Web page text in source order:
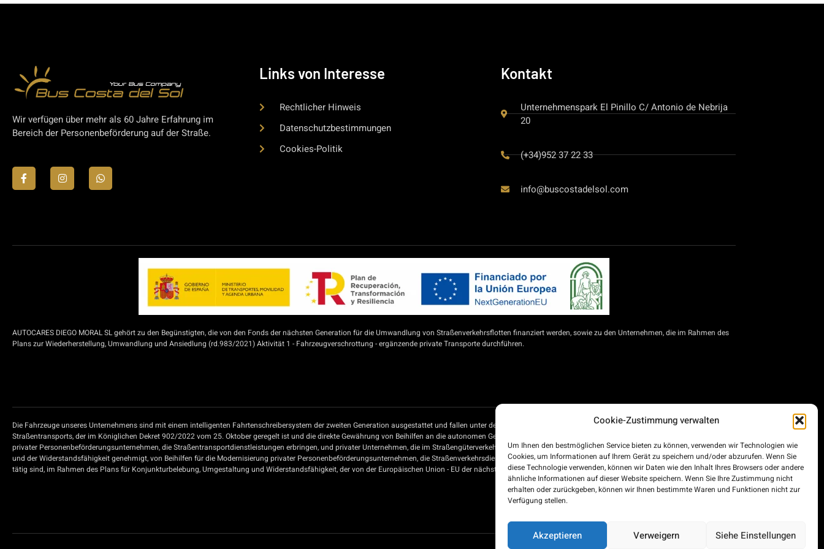
Cookie-Zustimmung verwalten
Um Ihnen den bestmöglichen Service bieten zu können, verwenden wir Technologien wie
Cookies, um Informationen auf Ihrem Gerät zu speichern und/oder abzurufen. Wenn Sie
diese Technologie verwenden, können wir Daten wie den Inhalt Ihres Browsers oder andere
ähnliche Informationen auf dieser Website speichern. Wenn Sie Ihre Zustimmung nicht
erhalten oder zurückgeben, können wir Ihnen bestimmte Waren und Funktionen nicht zur
Verfügung stellen.
Akzeptieren Verweigern Siehe Einstellungen
Wir verfügen über mehr als 60 Jahre Erfahrung im
Bereich der Personenbeförderung auf der Straße.
Links von Interesse
Rechtlicher Hinweis
Datenschutzbestimmungen
Cookies-Politik
Kontakt
Unternehmenspark El Pinillo C/ Antonio de Nebrija
20
(+34)952 37 22 33
info@buscostadelsol.com
AUTOCARES DIEGO MORAL SL gehört zu den Begünstigten, die von den Fonds der nächsten Generation für die Umwandlung von Straßenverkehrsflotten finanziert werden, sowie zu den Unternehmen, die im Rahmen des
Plans zur Wiederherstellung, Umwandlung und Ansiedlung (rd.983/2021) Aktivität 1 - Fahrzeugverschrottung - ergänzende private Transporte durchführen.
Die Fahrzeuge unseres Unternehmens sind mit einem intelligenten Fahrtenschreibersystem der zweiten Generation ausgestattet und fallen unter den Beihilfeplan für Selbstständige und KMU zur Modernisierung des
Straßentransports, der im Königlichen Dekret 902/2022 vom 25. Oktober geregelt ist und die direkte Gewährung von Beihilfen an die autonomen Gemeinschaften und die Städte Ceuta und Melilla für die Modernisierung
privater Personenbeförderungsunternehmen, die Straßentransportdienstleistungen erbringen, und privater Unternehmen, die im Straßengüterverkehr tätig sind, im Rahmen des Konjunkturprogramms, der Transformation
und der Widerstandsfähigkeit genehmigt, von Beihilfen für die Modernisierung privater Personenbeförderungsunternehmen, die Straßenverkehrsdienste erbringen, und privater Unternehmen, die im Straßengüterverkehr
tätig sind, im Rahmen des Plans für Konjunkturbelebung, Umgestaltung und Widerstandsfähigkeit, der von der Europäischen Union - EU der nächsten Generation - finanziert wird.